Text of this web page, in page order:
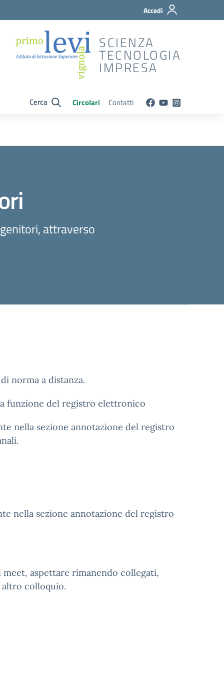
Accedi
SCIENZA
TECNOLOGIA
IMPRESA
Cerca Circolari Contatti
attraverso
norma a distanza.
funzione del registro elettronico
nella sezione annotazione del registro
nella sezione annotazione del registro
meet, aspettare rimanendo collegati,
colloquio.